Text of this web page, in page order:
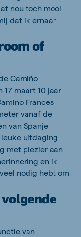
nou toch mooi
dat ik ernaar
of
Camiño
17 maart 10 jaar
Frances
vanaf de
van Spanje
leuke uitdaging
met plezier aan
en ik
nodig hebt om
volgende
van